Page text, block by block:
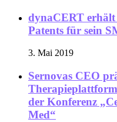
dynaCERT erhält
Patents für sein
3. Mai 2019
Sernovas CEO
der Konferenz
Med“